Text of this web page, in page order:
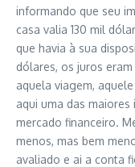
informando que seu
casa valia 130 mil
que havia à sua
dólares, os juros
aquela viagem,
aqui uma das
mercado financeiro.
menos, mas bem
avaliado e ai a conta